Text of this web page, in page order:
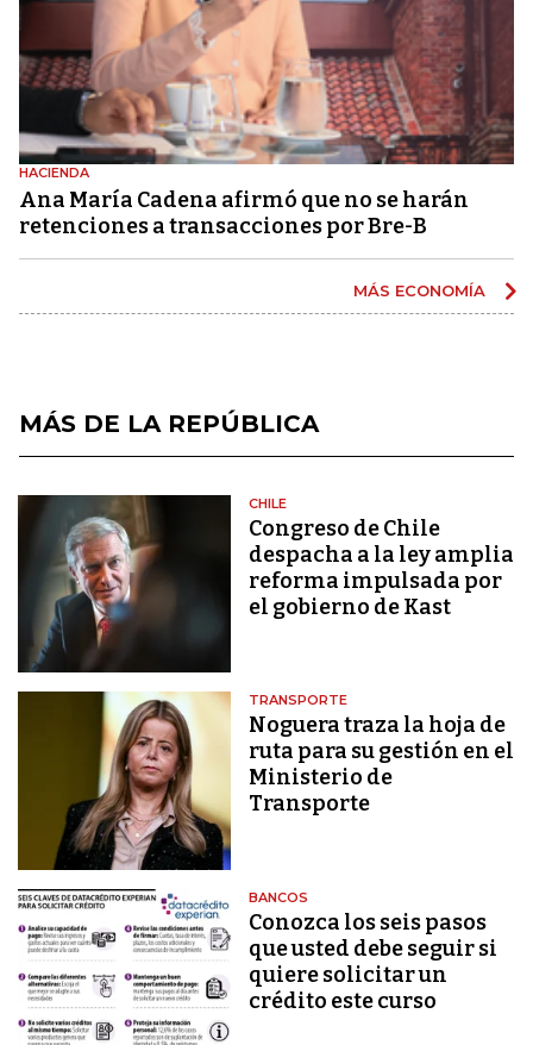
HACIENDA
Ana María Cadena afirmó que no se harán
retenciones a transacciones por Bre-B
MÁS ECONOMÍA
MÁS DE LA REPÚBLICA
CHILE
Congreso de Chile
despacha a la ley amplia
reforma impulsada por
el gobierno de Kast
TRANSPORTE
Noguera traza la hoja de
ruta para su gestión en el
Ministerio de
Transporte
BANCOS
Conozca los seis pasos
que usted debe seguir si
quiere solicitar un
crédito este curso